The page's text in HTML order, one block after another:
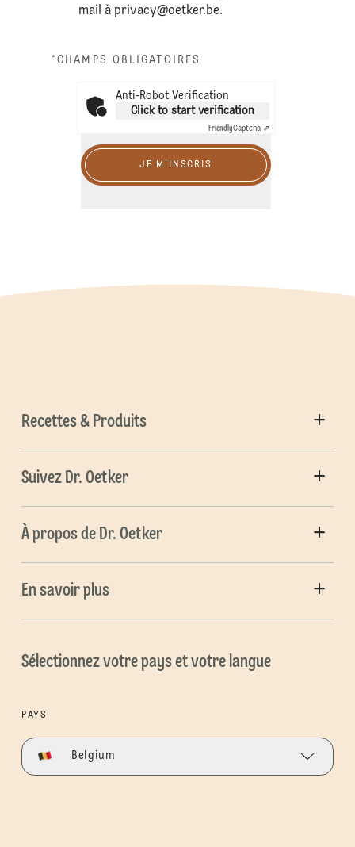
mail àprivacy@oetker.be.
*CHAMPS OBLIGATOIRES
Anti-Robot Verification
Click to start verification
FriendlyCaptcha ⇗
JE M'INSCRIS
Recettes & Produits
Suivez Dr. Oetker
À propos de Dr. Oetker
En savoir plus
Sélectionnez votre pays et votre langue
PAYS
Belgium